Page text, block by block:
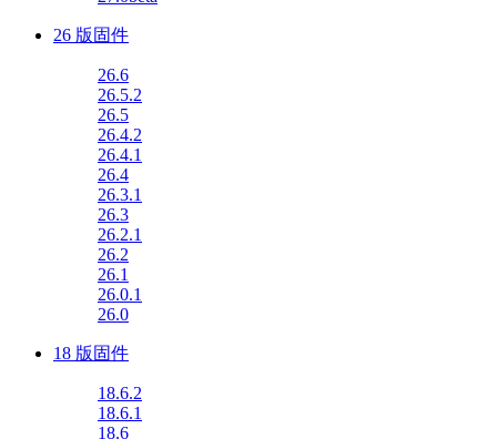
26 版固件
26.6
26.5.2
26.5
26.4.2
26.4.1
26.4
26.3.1
26.3
26.2.1
26.2
26.1
26.0.1
26.0
18 版固件
18.6.2
18.6.1
18.6